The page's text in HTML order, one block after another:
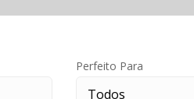
Perfeito Para